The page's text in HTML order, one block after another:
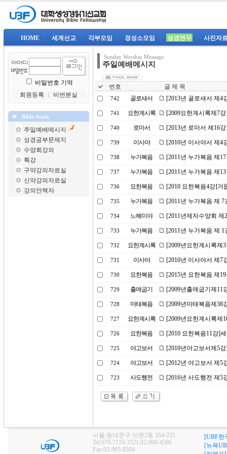
HOME 세계선교 각부모임 경성소모임 성경연구 사진자
비밀번호 기억
회원등록
비번분실
Bible Study
주일예배메시지
성경공부문제지
수양회강의
특강
구약강의자료실
신약강의자료실
강의안책자
Sunday Worship Message
주일예배메시지
번호 글 제 목
742 골로새서 [2013년 골로새서 제4
741 요한계시록 [2009요한계시록제7
740 로마서 [2013년 로마서 제16
739 이사야 [2010년 이사야서 제4
738 누가복음 [2011년 누가복음 제
737 누가복음 [2011년 누가복음 제
736 요한복음 [2010 요한복음4강]거
735 누가복음 [2011년 누가복음 제
734 느헤미야 [2011년제자수양회
733 누가복음 [2011년 누가복음 제
732 요한계시록 [2009년요한계시록제
731 이사야 [2010년 이사야서 제7
730 요한복음 [2015년 요한복음 제
729 출애굽기 [2009년출애굽기제11
728 마태복음 [2009년마태복음제38
727 요한계시록 [2009년요한계시록제
726 요한복음 [2010 요한복음11강]
725 야고보서 [2010년야고보서제5
724 야고보서 [2012년 야고보서 제5
723 사도행전 [2016년 사도행전 제5
서울 동대문구 이문2동 264-231
Tel:070-7119-3521,02-968-4586
Fax:02-965-8594
[UBF한
[뉴욕